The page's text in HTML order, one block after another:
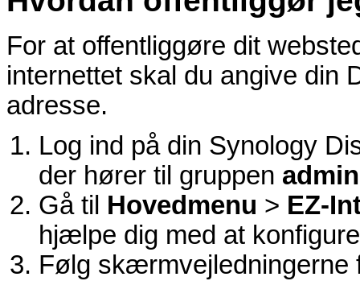
For at offentliggøre dit
internettet skal du angive din
adresse.
Log ind på din Synology
der hører til gruppen
Gå til Hovedmenu > EZ-
hjælpe dig med at
Følg skærmvejledningerne